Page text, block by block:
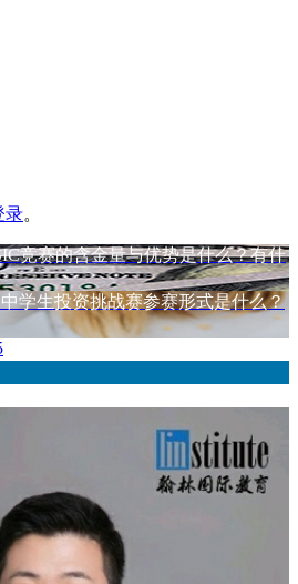
录。
竞赛的含金量与优势是什么？有什
学生投资挑战赛参赛形式是什么？